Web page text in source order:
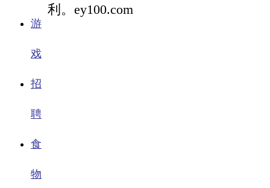
游
戏
招
聘
食
物
利。ey100.com